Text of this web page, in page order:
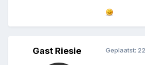
Gast Riesie Geplaatst: